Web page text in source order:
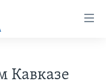
Кавказе